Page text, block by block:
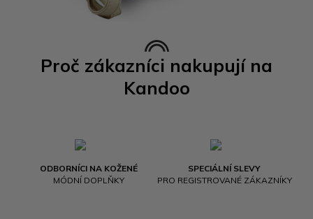
Proč zákazníci nakupují na
Kandoo
ODBORNÍCI NA KOŽENÉ
MÓDNÍ DOPLŇKY
SPECIÁLNÍ SLEVY
PRO REGISTROVANÉ ZÁKAZNÍKY